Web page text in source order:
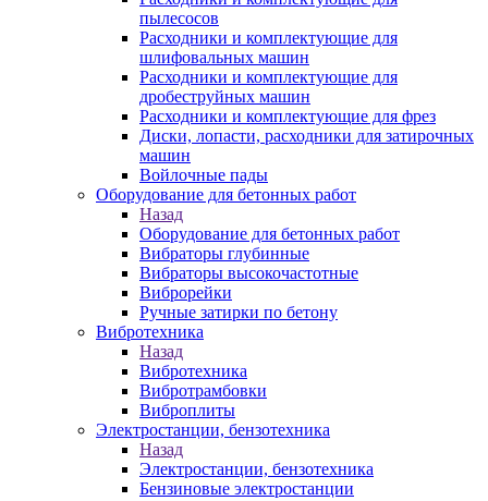
пылесосов
Расходники и комплектующие для
шлифовальных машин
Расходники и комплектующие для
дробеструйных машин
Расходники и комплектующие для фрез
Диски, лопасти, расходники для затирочных
машин
Войлочные пады
Оборудование для бетонных работ
Назад
Оборудование для бетонных работ
Вибраторы глубинные
Вибраторы высокочастотные
Виброрейки
Ручные затирки по бетону
Вибротехника
Назад
Вибротехника
Вибротрамбовки
Виброплиты
Электростанции, бензотехника
Назад
Электростанции, бензотехника
Бензиновые электростанции